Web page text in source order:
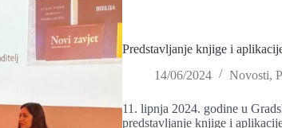
Predstavljanje knjige i
14/06/2024
Novosti,
11. lipnja 2024. godine u
predstavljanje knjige i